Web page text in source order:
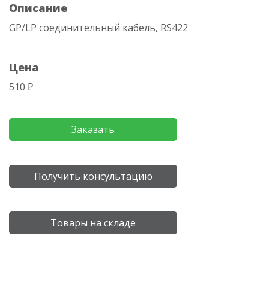
Описание
GP/LP соединительный кабель, RS422
Цена
510 ₽
Заказать
Получить консультацию
Товары на складе